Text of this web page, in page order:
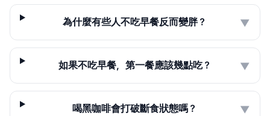
為什麼有些人不吃早餐反而變胖？ ▼
如果不吃早餐，第一餐應該幾點吃？ ▼
喝黑咖啡會打破斷食狀態嗎？ ▼